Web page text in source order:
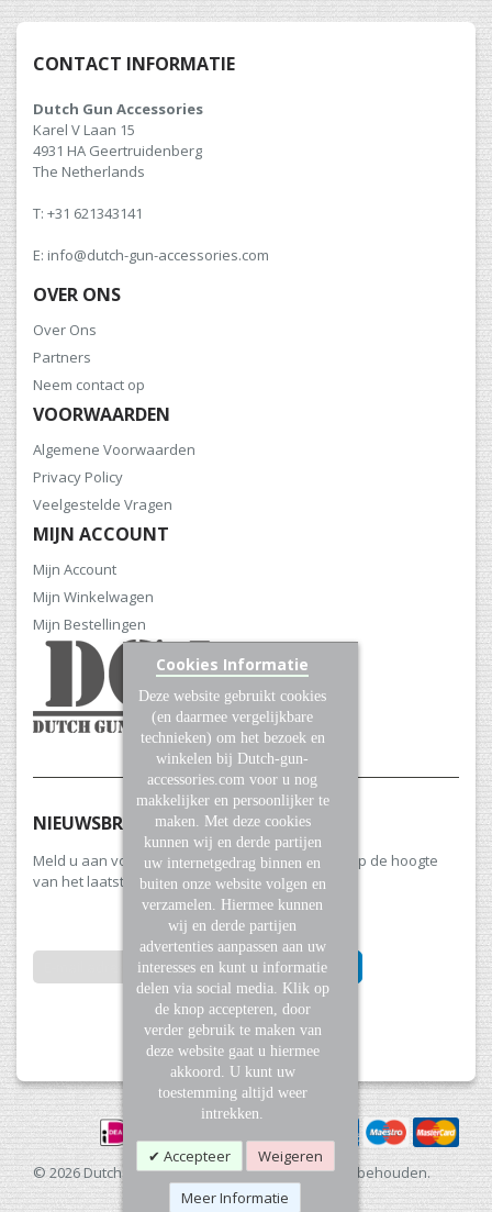
CONTACT INFORMATIE
Dutch Gun Accessories
Karel V Laan 15
4931 HA Geertruidenberg
The Netherlands
T: +31 621343141
E: info@dutch-gun-accessories.com
OVER ONS
Over Ons
Partners
Neem contact op
VOORWAARDEN
Algemene Voorwaarden
Privacy Policy
Veelgestelde Vragen
MIJN ACCOUNT
Mijn Account
Mijn Winkelwagen
Mijn Bestellingen
NIEUWSBRIEF
Meld u aan voor onze nieuwsbrief en blijf altijd op de hoogte
van het laatste nieuws en aanbiedingen.
onze
nieuwsbrief
INSCHRIJVEN
© 2026 Dutch Gun Accessories. Alle rechten voorbehouden.
Cookies Informatie
Deze website gebruikt cookies
(en daarmee vergelijkbare
technieken) om het bezoek en
winkelen bij Dutch-gun-
accessories.com voor u nog
makkelijker en persoonlijker te
maken. Met deze cookies
kunnen wij en derde partijen
uw internetgedrag binnen en
buiten onze website volgen en
verzamelen. Hiermee kunnen
wij en derde partijen
advertenties aanpassen aan uw
interesses en kunt u informatie
delen via social media. Klik op
de knop accepteren, door
verder gebruik te maken van
deze website gaat u hiermee
akkoord. U kunt uw
toestemming altijd weer
intrekken.
Accepteer Weigeren
Meer Informatie